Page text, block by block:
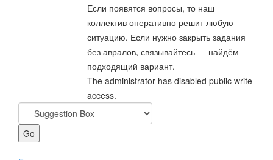
Если появятся вопросы, то наш
коллектив оперативно решит любую
ситуацию. Если нужно закрыть задания
без авралов, связывайтесь — найдём
подходящий вариант.
The administrator has disabled public write
access.